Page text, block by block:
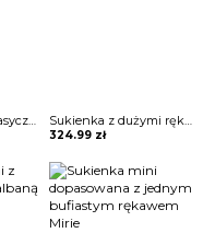
Sukienka mini klasyczna Nertila
324.99 zł